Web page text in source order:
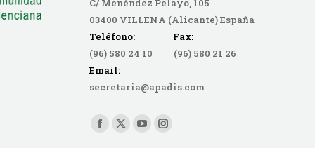
C/ Menéndez Pelayo, 105
03400 VILLENA (Alicante) España
Teléfono: Fax:
(96) 580 24 10 (96) 580 21 26
Email:
secretaria@apadis.com
Find us on:
Facebook
X
YouTubeInstagram